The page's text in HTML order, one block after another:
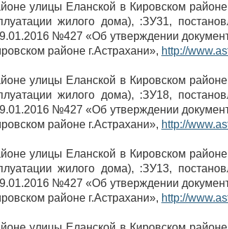
улицы Еланской в Кировском
жилого дома), :ЗУ31,
№427 «Об утверждении
районе г.Астрахани», http://
улицы Еланской в Кировском
жилого дома), :ЗУ18,
№427 «Об утверждении
районе г.Астрахани», http://
улицы Еланской в Кировском
жилого дома), :ЗУ13,
№427 «Об утверждении
районе г.Астрахани», http://